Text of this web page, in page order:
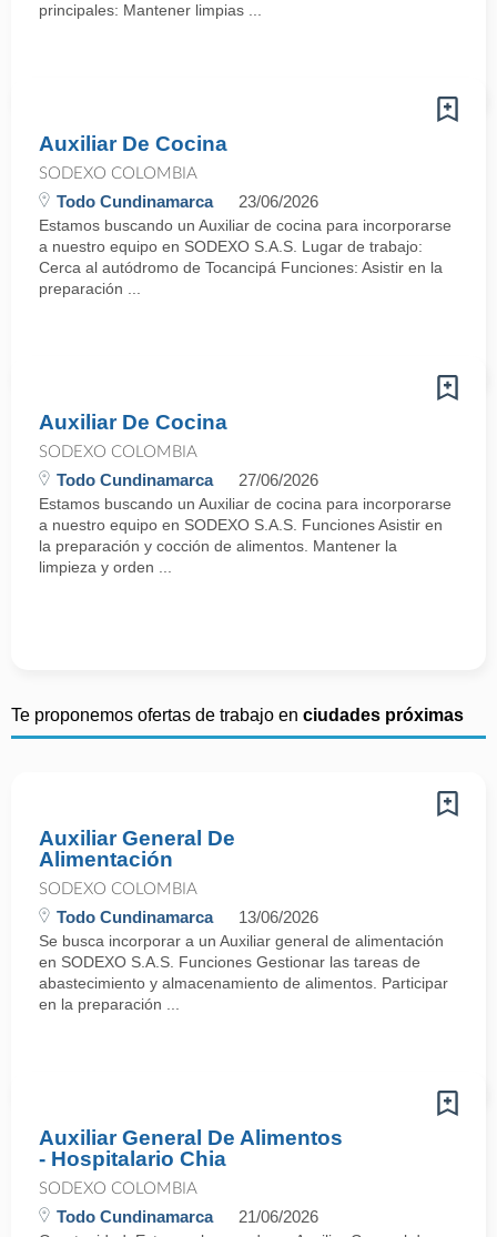
principales: Mantener limpias ...
Auxiliar De Cocina
SODEXO COLOMBIA
Todo Cundinamarca 23/06/2026
Estamos buscando un Auxiliar de cocina para incorporarse
a nuestro equipo en SODEXO S.A.S. Lugar de trabajo:
Cerca al autódromo de Tocancipá Funciones: Asistir en la
preparación ...
Auxiliar De Cocina
SODEXO COLOMBIA
Todo Cundinamarca 27/06/2026
Estamos buscando un Auxiliar de cocina para incorporarse
a nuestro equipo en SODEXO S.A.S. Funciones Asistir en
la preparación y cocción de alimentos. Mantener la
limpieza y orden ...
Te proponemos ofertas de trabajo en ciudades próximas
Auxiliar General De
Alimentación
SODEXO COLOMBIA
Todo Cundinamarca 13/06/2026
Se busca incorporar a un Auxiliar general de alimentación
en SODEXO S.A.S. Funciones Gestionar las tareas de
abastecimiento y almacenamiento de alimentos. Participar
en la preparación ...
Auxiliar General De Alimentos
- Hospitalario Chia
SODEXO COLOMBIA
Todo Cundinamarca 21/06/2026